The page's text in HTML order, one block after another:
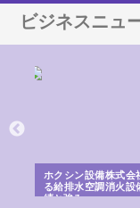
ビジネスニュ
ホクシン設備株式会
る給排水空調消火設
績と強み